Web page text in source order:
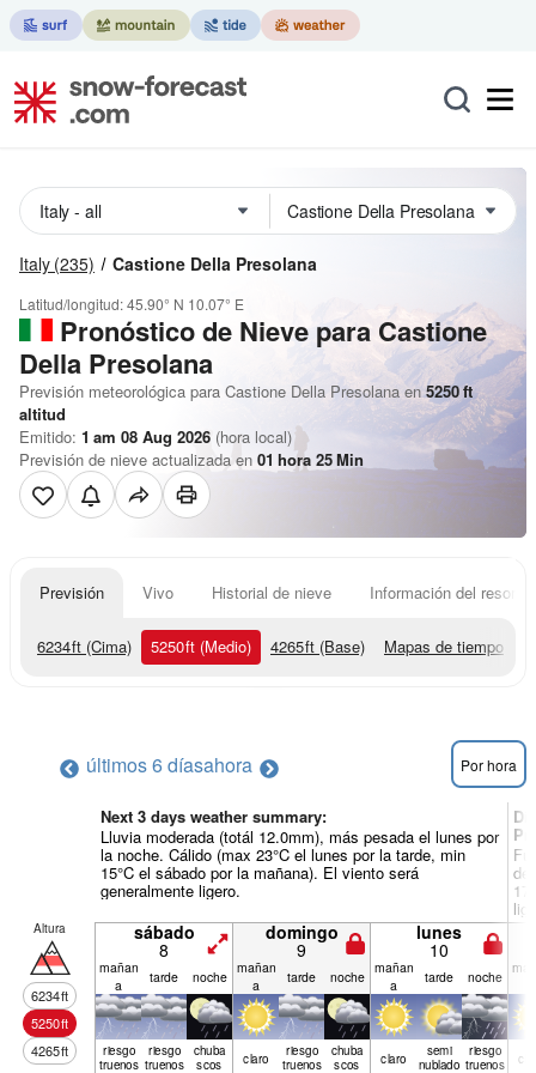
Italy (235) Castione Della Presolana
Latitud/longitud:45.90° N 10.07° E
Pronóstico de Nieve para Castione
Della Presolana
Previsión meteorológica para Castione Della Presolana en 5250ft
altitud
Emitido: 1 am 08 Aug 2026 (hora local)
Previsión de nieve actualizada en 01 hora 25Min
Previsión Vivo Historial de nieve Información del resort
6234ft (Cima) 5250ft (Medio) 4265ft (Base) Mapas de tiempo
últimos 6 díasahora Por hora
Next 3 days weather summary:
Lluvia moderada (totál 12.0mm), más pesada el lunes por
la noche. Cálido (max 23°C el lunes por la tarde, min
15°C el sábado por la mañana). El viento será
generalmente ligero.
de
Altura
6234ft
5250ft
4265ft
sábado
8
domingo
9
lunes
10
mañan
a
tarde noche mañan
a
tarde noche mañan
a
tarde noche
riesgo
truenos
riesgo
truenos
chuba
scos claro riesgo
truenos
chuba
scos claro semi
nublado
riesgo
truenos